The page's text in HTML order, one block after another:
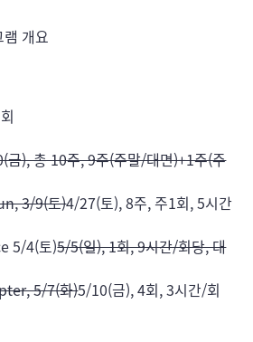
개요
금), 총 10주, 9주(주말/대면)+1주(주
3/9(토)4/27(토), 8주, 주1회, 5시간
5/4(토)5/5(일), 1회, 9시간/회당, 대
5/7(화)5/10(금), 4회, 3시간/회